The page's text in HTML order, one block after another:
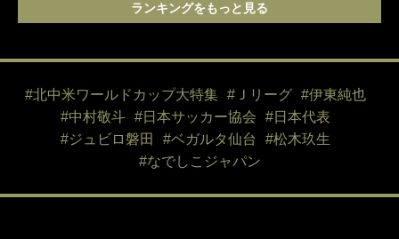
ランキングをもっと見る
#北中米ワールドカップ大特集 #Ｊリーグ
#伊東純也
#中村敬斗
#日本サッカー協会
#日本代表
#ジュビロ磐田
#ベガルタ仙台
#松木玖生
#なでしこジャパン